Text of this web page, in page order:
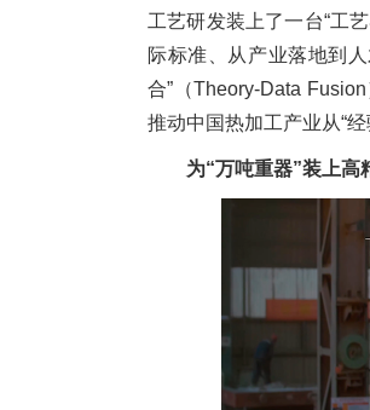
工艺研发装上了一台“工
际标准、从产业落地到
合”（Theory-Data
推动中国热加工产业从“经
为“万吨重器”装上高